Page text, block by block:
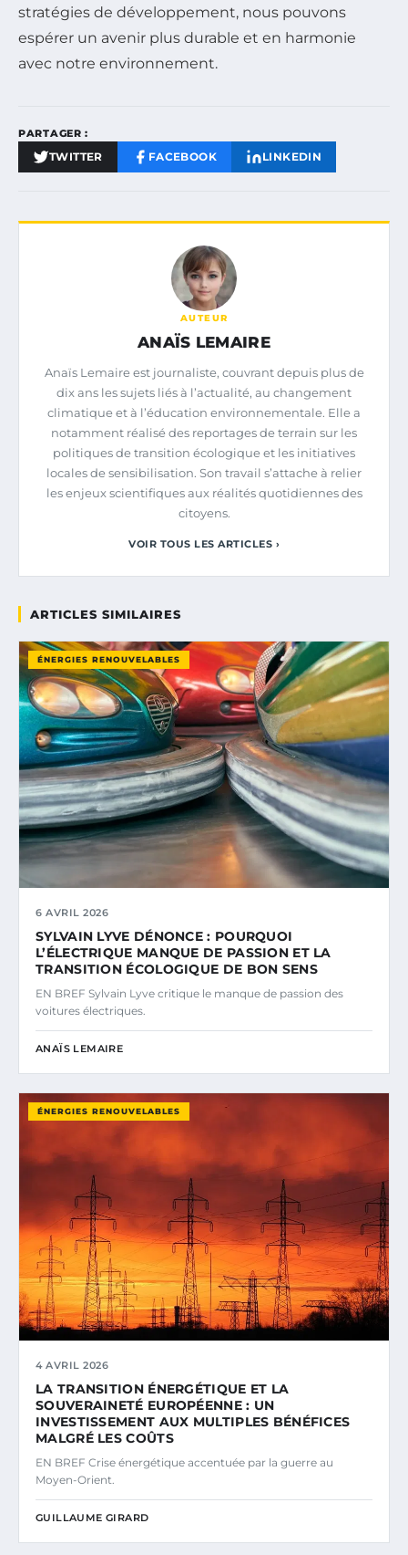
stratégies de développement, nous pouvons
espérer un avenir plus durable et en harmonie
avec notre environnement.
PARTAGER :
TWITTER FACEBOOK LINKEDIN
AUTEUR
ANAÏS LEMAIRE
Anaïs Lemaire est journaliste, couvrant depuis plus de
dix ans les sujets liés à l’actualité, au changement
climatique et à l’éducation environnementale. Elle a
notamment réalisé des reportages de terrain sur les
politiques de transition écologique et les initiatives
locales de sensibilisation. Son travail s’attache à relier
les enjeux scientifiques aux réalités quotidiennes des
citoyens.
VOIR TOUS LES ARTICLES ›
ARTICLES SIMILAIRES
ÉNERGIES RENOUVELABLES
6 AVRIL 2026
SYLVAIN LYVE DÉNONCE : POURQUOI
L’ÉLECTRIQUE MANQUE DE PASSION ET LA
TRANSITION ÉCOLOGIQUE DE BON SENS
EN BREF Sylvain Lyve critique le manque de passion des
voitures électriques.
ANAÏS LEMAIRE
ÉNERGIES RENOUVELABLES
4 AVRIL 2026
LA TRANSITION ÉNERGÉTIQUE ET LA
SOUVERAINETÉ EUROPÉENNE : UN
INVESTISSEMENT AUX MULTIPLES BÉNÉFICES
MALGRÉ LES COÛTS
EN BREF Crise énergétique accentuée par la guerre au
Moyen-Orient.
GUILLAUME GIRARD